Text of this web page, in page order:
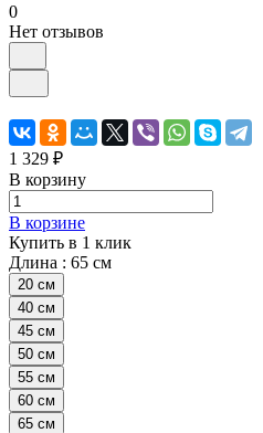
0
Нет отзывов
1 329 ₽
В корзину
В корзине
Купить в 1 клик
Длина : 65 см
20 см
40 см
45 см
50 см
55 см
60 см
65 см